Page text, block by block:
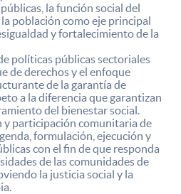
la función social del
población como eje principal
y fortalecimiento de la
políticas públicas sectoriales
de derechos y el enfoque
de la garantía de
a la diferencia que garantizan
del bienestar social.
y participación comunitaria de
formulación, ejecución y
con el fin de que responda
de las comunidades de
la justicia social y la